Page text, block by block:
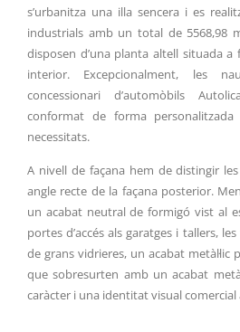
s’urbanitza una illa sencera i es
industrials amb un total de 5568,98
disposen d’una planta altell situada a
interior. Excepcionalment, les
concessionari d’automòbils
conformat de forma
necessitats.
A nivell de façana hem de distingir
angle recte de la façana posterior.
un acabat neutral de formigó vist al
portes d’accés als garatges i tallers,
de grans vidrieres, un acabat
que sobresurten amb un acabat
caràcter i una identitat visual